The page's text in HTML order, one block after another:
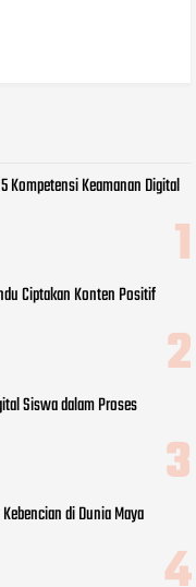
Kompetensi Keamanan Digital
Ciptakan Konten Positif
Siswa dalam Proses
di Dunia Maya